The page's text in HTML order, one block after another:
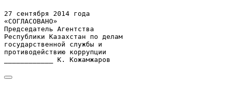
27 сентября 2014 года
«СОГЛАСОВАНО»
Председатель Агентства
Республики Казахстан по делам
государственной службы и
противодействию коррупции
____________ К. Кожамжаров